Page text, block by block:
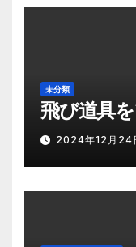
未分類
飛び道具
2024年12月24